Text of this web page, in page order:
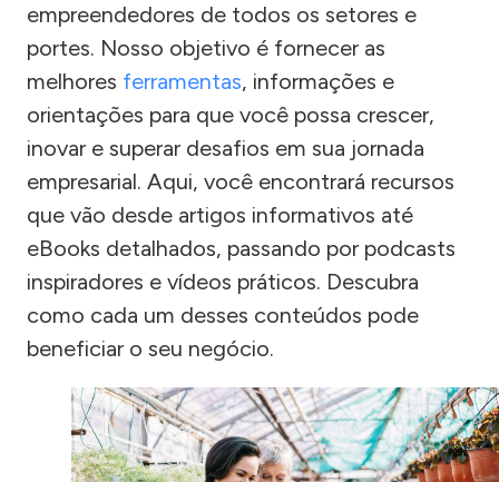
empreendedores de todos os setores e
portes. Nosso objetivo é fornecer as
melhores ferramentas, informações e
orientações para que você possa crescer,
inovar e superar desafios em sua jornada
empresarial. Aqui, você encontrará recursos
que vão desde artigos informativos até
eBooks detalhados, passando por podcasts
inspiradores e vídeos práticos. Descubra
como cada um desses conteúdos pode
beneficiar o seu negócio.